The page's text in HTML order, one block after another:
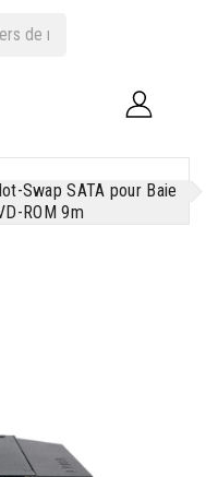
Swap SATA pour Baie
ROM 9m